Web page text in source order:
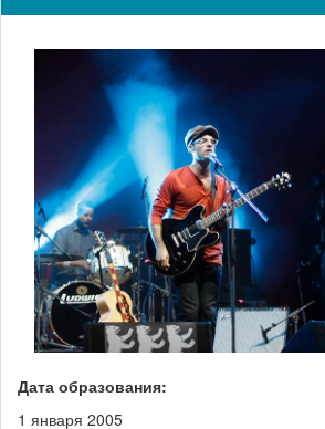
Дата образования:
1 января 2005